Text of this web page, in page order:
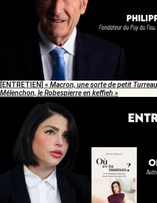
[ENTRETIEN] « Macron, une sorte de petit
Mélenchon, le Robespierre en keffieh »